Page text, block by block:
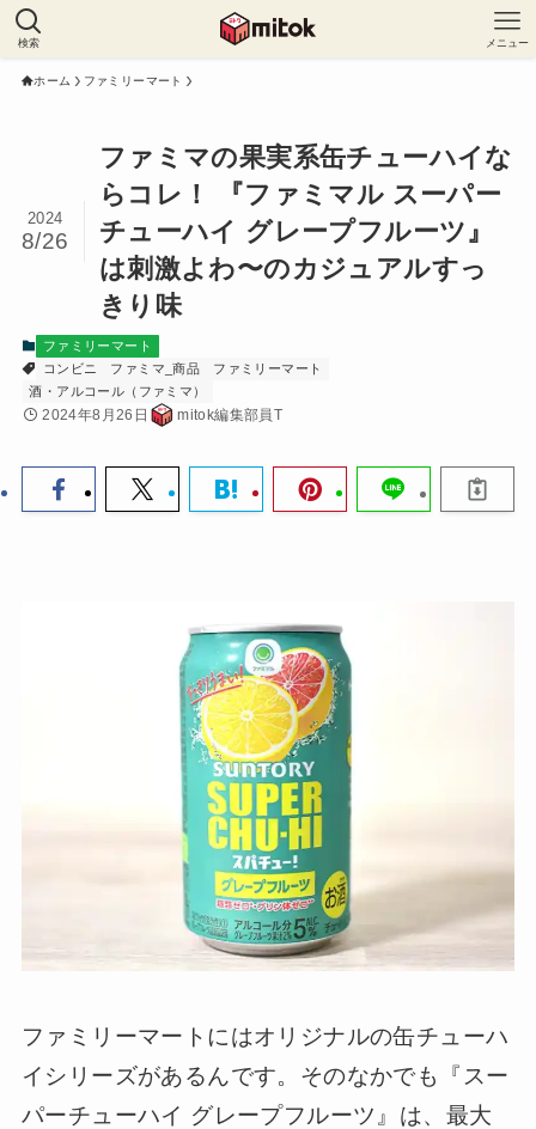
検索 メニュー
ホーム ファミリーマート
ファミマの果実系缶チューハイな
らコレ！ 『ファミマル スーパー
チューハイ グレープフルーツ』
は刺激よわ〜のカジュアルすっ
きり味
2024
8/26
ファミリーマート
コンビニ
ファミマ_商品
ファミリーマート
酒・アルコール（ファミマ）
2024年8月26日 mitok編集部員T
ファミリーマートにはオリジナルの缶チューハ
イシリーズがあるんです。そのなかでも『スー
パーチューハイ グレープフルーツ』は、最大